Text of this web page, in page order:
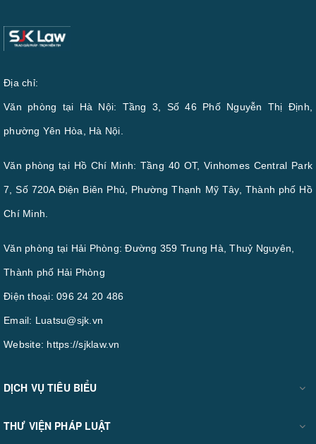
Địa chỉ:
Văn phòng tại Hà Nội: Tầng 3, Số 46 Phố Nguyễn Thị Định,
phường Yên Hòa, Hà Nội.
Văn phòng tại Hồ Chí Minh: Tầng 40 OT, Vinhomes Central Park
7, Số 720A Điện Biên Phủ, Phường Thạnh Mỹ Tây, Thành phố Hồ
Chí Minh.
Văn phòng tại Hải Phòng: Đường 359 Trung Hà, Thuỷ Nguyên,
Thành phố Hải Phòng
Điện thoại: 096 24 20 486
Email: Luatsu@sjk.vn
Website: https://sjklaw.vn
DỊCH VỤ TIÊU BIỂU
THƯ VIỆN PHÁP LUẬT